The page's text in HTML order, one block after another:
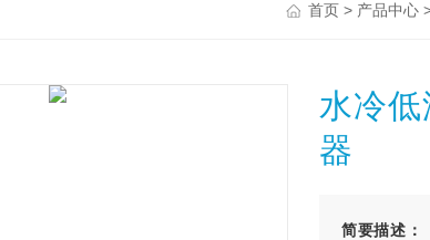
首页> 产品中心
水冷
器
简要描述：